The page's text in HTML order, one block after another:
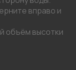
вправо и
объём высотки